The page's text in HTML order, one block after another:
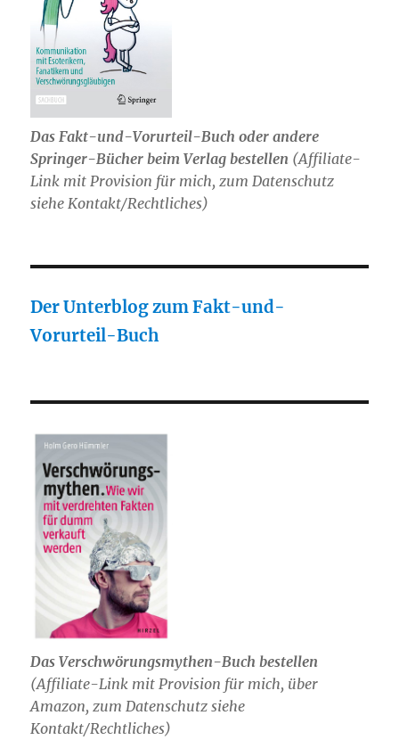
Das Fakt-und-Vorurteil-Buch oder andere
Springer-Bücher beim Verlag bestellen (Affiliate-
Link mit Provision für mich, zum Datenschutz
siehe Kontakt/Rechtliches)
Der Unterblog zum Fakt-und-
Vorurteil-Buch
Das Verschwörungsmythen-Buch bestellen
(Affiliate-Link mit Provision für mich, über
Amazon, zum Datenschutz siehe
Kontakt/Rechtliches)